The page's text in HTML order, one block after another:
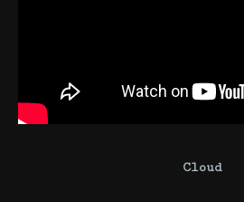
Cloud